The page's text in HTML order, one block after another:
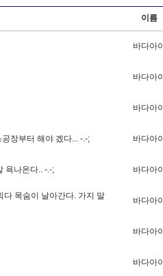
이름
바다아이
바다아이
바다아이
공장부터 해 야 겠다... -.-; 바다아이
욕나온다.. -.-; 바다아이
다 목숨이 날아간다. 가지 말 바다아이
바다아이
바다아이